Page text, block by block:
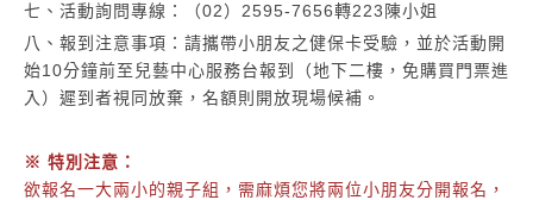
七、活動詢問專線：（02）2595-7656轉223陳小姐
八、報到注意事項：請攜帶小朋友之健保卡受驗，並於活動開
始10分鐘前至兒藝中心服務台報到（地下二樓，免購買門票進
入）遲到者視同放棄，名額則開放現場候補。
※ 特別注意：
欲報名一大兩小的親子組，需麻煩您將兩位小朋友分開報名，